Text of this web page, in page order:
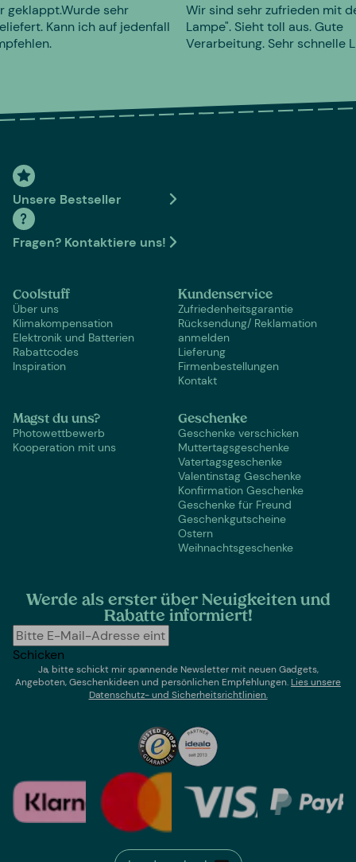
geklappt.Wurde sehr
Kann ich auf jedenfall
Wir sind sehr zufrieden mit
Lampe". Sieht toll aus. Gute
Verarbeitung. Sehr schnelle
Unsere Bestseller
Fragen? Kontaktiere uns!
Coolstuff
Über uns
Klimakompensation
Elektronik und Batterien
Rabattcodes
Inspiration
Kundenservice
Zufriedenheitsgarantie
Rücksendung/ Reklamation
anmelden
Lieferung
Firmenbestellungen
Kontakt
Magst du uns?
Photowettbewerb
Kooperation mit uns
Geschenke
Geschenke verschicken
Muttertagsgeschenke
Vatertagsgeschenke
Valentinstag Geschenke
Konfirmation Geschenke
Geschenke für Freund
Geschenkgutscheine
Ostern
Weihnachtsgeschenke
Werde als erster über Neuigkeiten und
Rabatte informiert!
Schicken
Ja, bitte schickt mir spannende Newsletter mit neuen Gadgets,
Angeboten, Geschenkideen und persönlichen Empfehlungen. Lies unsere
Datenschutz- und Sicherheitsrichtlinien.